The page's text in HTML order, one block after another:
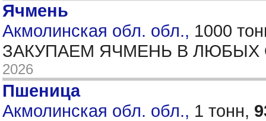
Ячмень
Акмолинская обл. обл., 1000
ЗАКУПАЕМ ЯЧМЕНЬ В ЛЮБЫХ
2026
Пшеница
Акмолинская обл. обл., 1 тонн,